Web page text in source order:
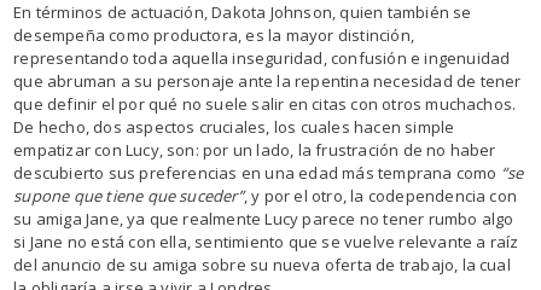
En términos de actuación, Dakota Johnson, quien también se
desempeña como productora, es la mayor distinción,
representando toda aquella inseguridad, confusión e ingenuidad
que abruman a su personaje ante la repentina necesidad de tener
que definir el por qué no suele salir en citas con otros muchachos.
De hecho, dos aspectos cruciales, los cuales hacen simple
empatizar con Lucy, son: por un lado, la frustración de no haber
descubierto sus preferencias en una edad más temprana como “se
supone que tiene que suceder”, y por el otro, la codependencia con
su amiga Jane, ya que realmente Lucy parece no tener rumbo algo
si Jane no está con ella, sentimiento que se vuelve relevante a raíz
del anuncio de su amiga sobre su nueva oferta de trabajo, la cual